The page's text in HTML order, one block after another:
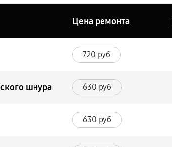
Цена ремонта
720 руб
шнура 630 руб
630 руб